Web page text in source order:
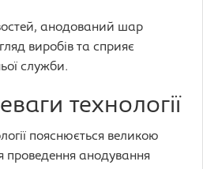
анодований шар
виробів та сприяє
служби.
технології
пояснюється великою
проведення анодування